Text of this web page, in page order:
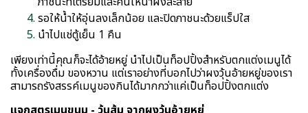
รอให้น้ำให้อุ่นลงเล็กน้อย และปิดภาชนะด้วยแร็ปใส
นำไปแช่ตู้เย็น 1 คืน
เพียงเท่านี้คุณก็จะได้อ้ายหยู่ นำไปเป็นท็อปปิ้งสำหรับตกแต่งเมนูได้
ทั้งเครื่องดื่ม ของหวาน แต่เราอย่างที่บอกไปว่าผงวุ้นอ้ายหยู่ของเรา
สามารถรังสรรค์เมนูของกินได้มากกว่าแค่เป็นท็อปปิ้งตกแต่ง